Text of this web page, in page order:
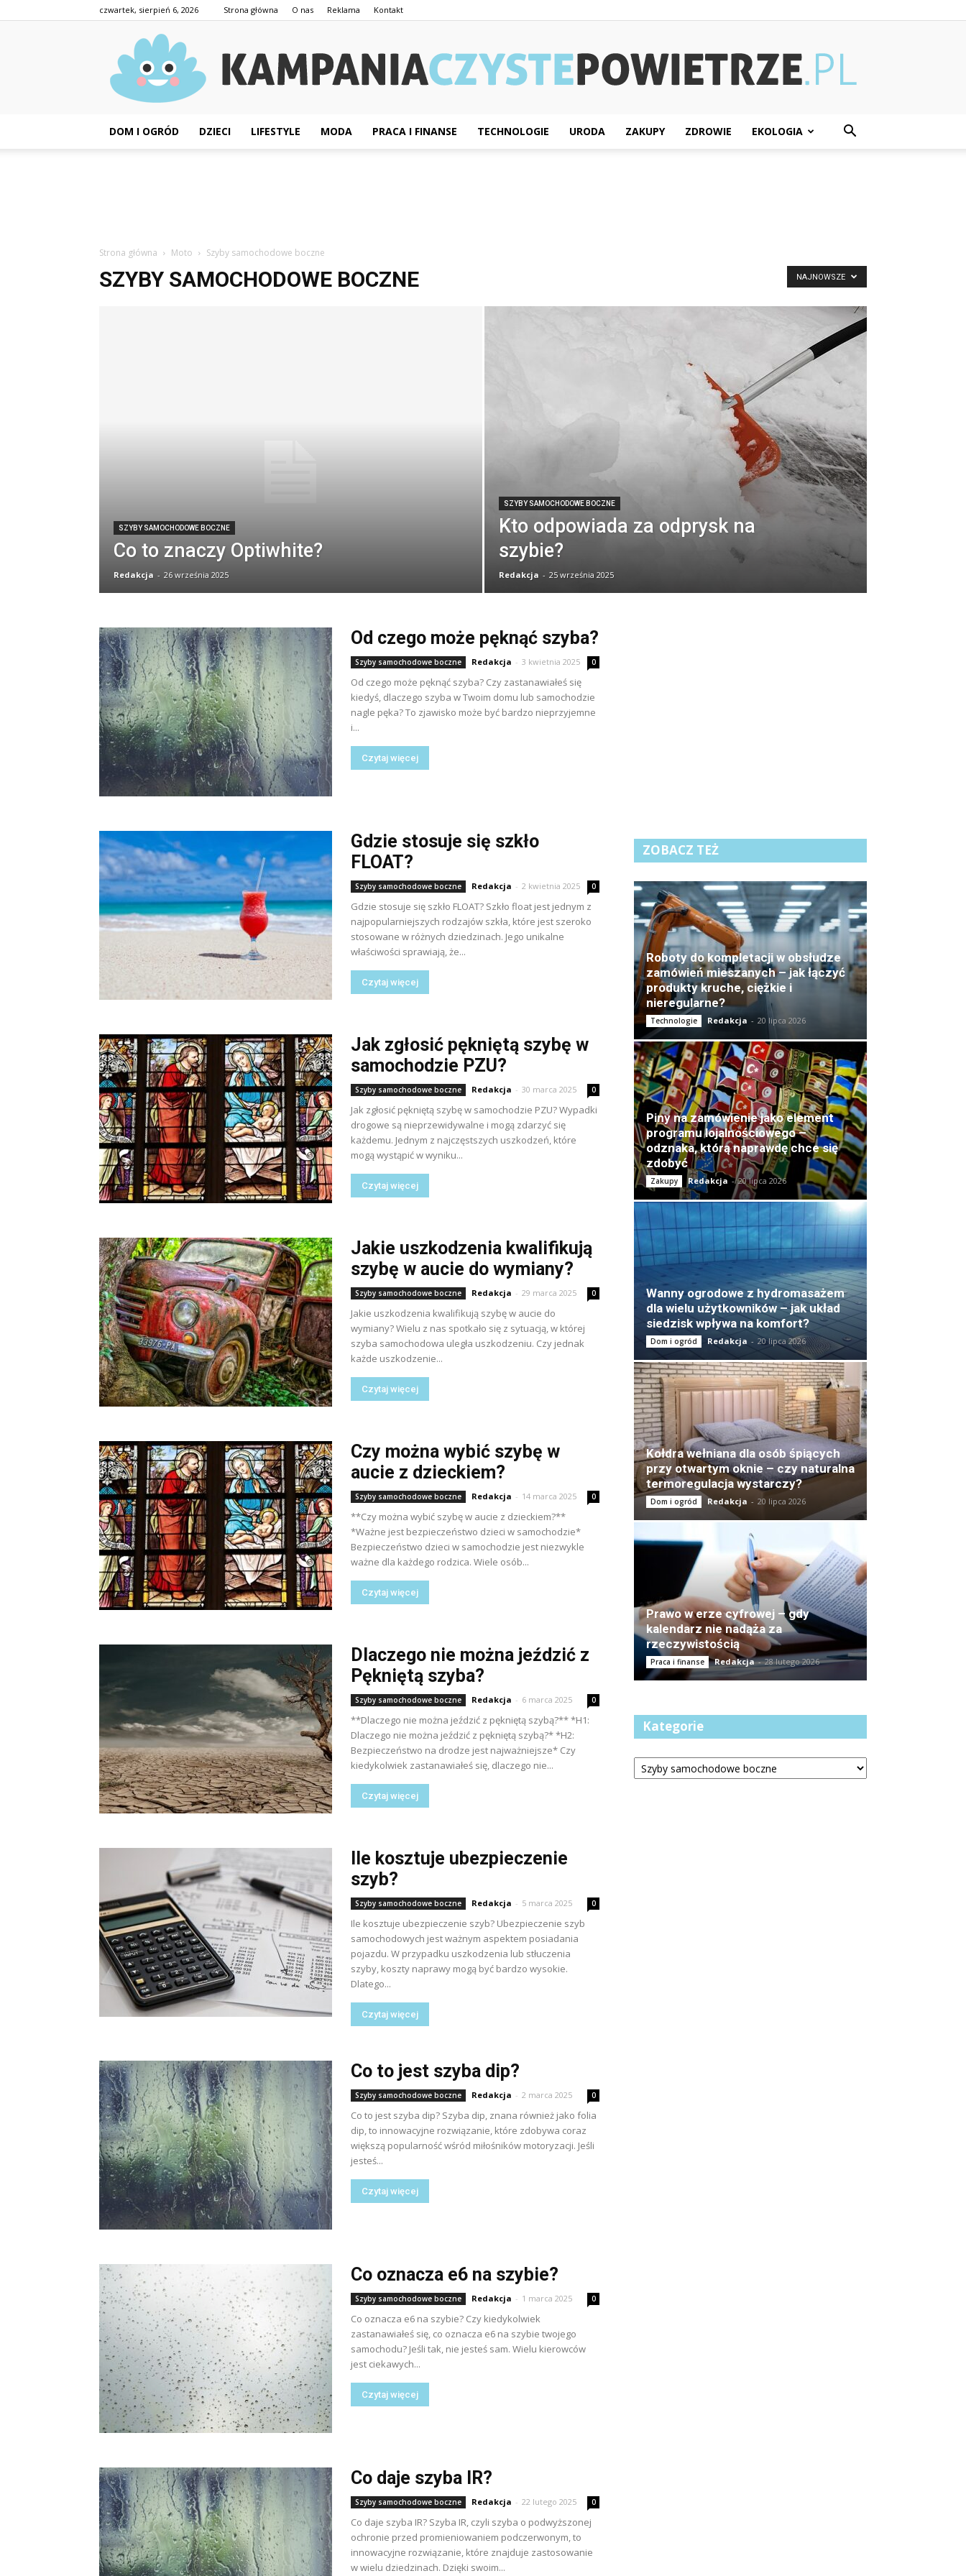
czwartek, sierpień 6, 2026 Strona główna O nas Reklama Kontakt
DOM I OGRÓD DZIECI LIFESTYLE MODA PRACA I FINANSE TECHNOLOGIE URODA ZAKUPY ZDROWIE EKOLOGIA
Strona główna Moto Szyby samochodowe boczne
SZYBY SAMOCHODOWE BOCZNE NAJNOWSZE
SZYBY SAMOCHODOWE BOCZNE
Co to znaczy Optiwhite?
Redakcja - 26 września 2025
SZYBY SAMOCHODOWE BOCZNE
Kto odpowiada za odprysk na
szybie?
Redakcja - 25 września 2025
Od czego może pęknąć szyba?
Szyby samochodowe boczne Redakcja - 3 kwietnia 2025 0
Od czego może pęknąć szyba? Czy zastanawiałeś się
kiedyś, dlaczego szyba w Twoim domu lub samochodzie
nagle pęka? To zjawisko może być bardzo nieprzyjemne
i...
Czytaj więcej
Gdzie stosuje się szkło
FLOAT?
Szyby samochodowe boczne Redakcja - 2 kwietnia 2025 0
Gdzie stosuje się szkło FLOAT? Szkło float jest jednym z
najpopularniejszych rodzajów szkła, które jest szeroko
stosowane w różnych dziedzinach. Jego unikalne
właściwości sprawiają, że...
Czytaj więcej
Jak zgłosić pękniętą szybę w
samochodzie PZU?
Szyby samochodowe boczne Redakcja - 30 marca 2025 0
Jak zgłosić pękniętą szybę w samochodzie PZU? Wypadki
drogowe są nieprzewidywalne i mogą zdarzyć się
każdemu. Jednym z najczęstszych uszkodzeń, które
mogą wystąpić w wyniku...
Czytaj więcej
Jakie uszkodzenia kwalifikują
szybę w aucie do wymiany?
Szyby samochodowe boczne Redakcja - 29 marca 2025 0
Jakie uszkodzenia kwalifikują szybę w aucie do
wymiany? Wielu z nas spotkało się z sytuacją, w której
szyba samochodowa uległa uszkodzeniu. Czy jednak
każde uszkodzenie...
Czytaj więcej
Czy można wybić szybę w
aucie z dzieckiem?
Szyby samochodowe boczne Redakcja - 14 marca 2025 0
**Czy można wybić szybę w aucie z dzieckiem?**
*Ważne jest bezpieczeństwo dzieci w samochodzie*
Bezpieczeństwo dzieci w samochodzie jest niezwykle
ważne dla każdego rodzica. Wiele osób...
Czytaj więcej
Dlaczego nie można jeździć z
Pękniętą szyba?
Szyby samochodowe boczne Redakcja - 6 marca 2025 0
**Dlaczego nie można jeździć z pękniętą szybą?** *H1:
Dlaczego nie można jeździć z pękniętą szybą?* *H2:
Bezpieczeństwo na drodze jest najważniejsze* Czy
kiedykolwiek zastanawiałeś się, dlaczego nie...
Czytaj więcej
Ile kosztuje ubezpieczenie
szyb?
Szyby samochodowe boczne Redakcja - 5 marca 2025 0
Ile kosztuje ubezpieczenie szyb? Ubezpieczenie szyb
samochodowych jest ważnym aspektem posiadania
pojazdu. W przypadku uszkodzenia lub stłuczenia
szyby, koszty naprawy mogą być bardzo wysokie.
Dlatego...
Czytaj więcej
Co to jest szyba dip?
Szyby samochodowe boczne Redakcja - 2 marca 2025 0
Co to jest szyba dip? Szyba dip, znana również jako folia
dip, to innowacyjne rozwiązanie, które zdobywa coraz
większą popularność wśród miłośników motoryzacji. Jeśli
jesteś...
Czytaj więcej
Co oznacza e6 na szybie?
Szyby samochodowe boczne Redakcja - 1 marca 2025 0
Co oznacza e6 na szybie? Czy kiedykolwiek
zastanawiałeś się, co oznacza e6 na szybie twojego
samochodu? Jeśli tak, nie jesteś sam. Wielu kierowców
jest ciekawych...
Czytaj więcej
Co daje szyba IR?
Szyby samochodowe boczne Redakcja - 22 lutego 2025 0
Co daje szyba IR? Szyba IR, czyli szyba o podwyższonej
ochronie przed promieniowaniem podczerwonym, to
innowacyjne rozwiązanie, które znajduje zastosowanie
w wielu dziedzinach. Dzięki swoim...
ZOBACZ TEŻ
Roboty do kompletacji w obsłudze
zamówień mieszanych – jak łączyć
produkty kruche, ciężkie i
nieregularne?
Technologie Redakcja - 20 lipca 2026
Piny na zamówienie jako element
programu lojalnościowego –
odznaka, którą naprawdę chce się
zdobyć
Zakupy Redakcja - 20 lipca 2026
Wanny ogrodowe z hydromasażem
dla wielu użytkowników – jak układ
siedzisk wpływa na komfort?
Dom i ogród Redakcja - 20 lipca 2026
Kołdra wełniana dla osób śpiących
przy otwartym oknie – czy naturalna
termoregulacja wystarczy?
Dom i ogród Redakcja - 20 lipca 2026
Prawo w erze cyfrowej – gdy
kalendarz nie nadąża za
rzeczywistością
Praca i finanse Redakcja - 28 lutego 2026
Kategorie
Kategorie